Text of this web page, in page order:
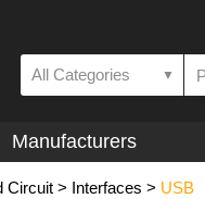
All Categories ▼
Manufacturers
Circuit > Interfaces > USB